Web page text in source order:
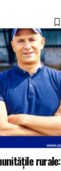
rurale: